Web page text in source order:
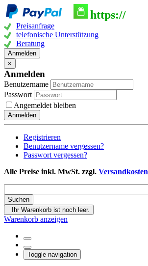
https://
Preisanfrage
telefonische Unterstützung
Beratung
Anmelden
×
Anmelden
Benutzername
Passwort
Angemeldet bleiben
Anmelden
Registrieren
Benutzername vergessen?
Passwort vergessen?
Alle Preise inkl. MwSt. zzgl. Versandkosten
Ihr Warenkorb ist noch leer.
Warenkorb anzeigen
Toggle navigation